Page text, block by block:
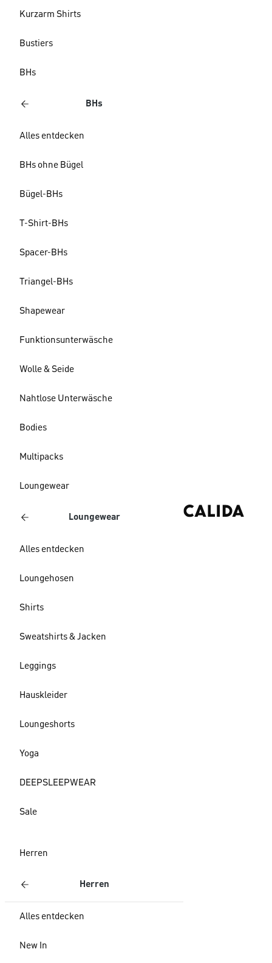
Kurzarm Shirts
Bustiers
BHs
BHs
Alles entdecken
BHs ohne Bügel
Bügel-BHs
T-Shirt-BHs
Spacer-BHs
Triangel-BHs
Shapewear
Funktionsunterwäsche
Wolle & Seide
Nahtlose Unterwäsche
Bodies
Multipacks
Loungewear
Loungewear
Alles entdecken
Loungehosen
Shirts
Sweatshirts & Jacken
Leggings
Hauskleider
Loungeshorts
Yoga
DEEPSLEEPWEAR
Sale
Herren
Herren
Alles entdecken
New In